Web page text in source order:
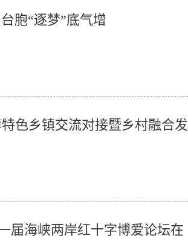
胞“逐梦”底气增
色乡镇交流对接暨乡村融合发
届海峡两岸红十字博爱论坛在